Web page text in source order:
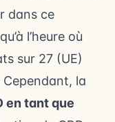
dans ce
l’heure où
sur 27 (UE)
la
en tant que